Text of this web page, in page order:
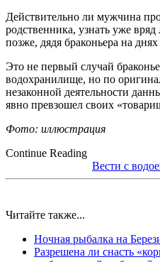
Действительно ли мужчина
родственника, узнать уже
позже, дядя браконьера на
Это не первый случай
водохранилище, но по
незаконной деятельности
явно превзошел своих
Фото: иллюстрация
Continue Reading
Вести с
Читайте также...
Ночная рыбалка на
Разрешена ли снасть